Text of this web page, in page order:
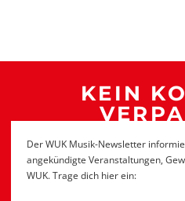
KEIN
Der WUK Musik-Newsletter
angekündigte Veranstaltungen,
WUK. Trage dich hier ein: